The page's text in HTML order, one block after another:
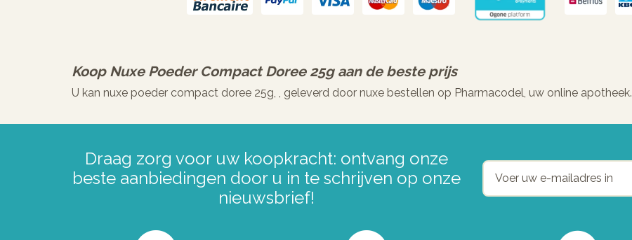
Koop Nuxe Poeder Compact Doree 25gaan de beste prijs
U kan nuxe poeder compact doree 25g, , geleverd door nuxe bestellen op Pharmacodel, uw online apotheek.
Draag zorg voor uw koopkracht: ontvang onze
beste aanbiedingen door u in te schrijven op onze
nieuwsbrief!